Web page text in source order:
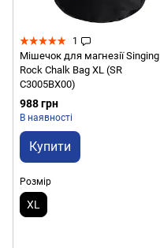
1
Мішечок для магнезії Singing
Rock Chalk Bag XL (SR
C3005BX00)
988 грн
В наявності
Купити
Розмір
XL